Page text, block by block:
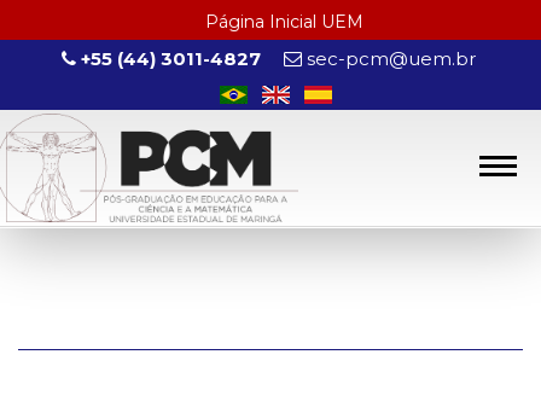
Página Inicial UEM
+55 (44) 3011-4827 sec-pcm@uem.br